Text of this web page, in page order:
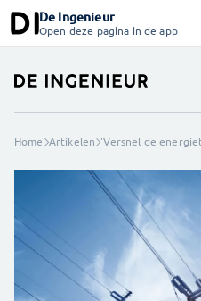
De Ingenieur
Open deze pagina in de app
Home Artikelen 'Versnel de